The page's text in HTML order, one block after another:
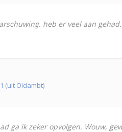
heb er veel aan
(uit Oldambt)
ga ik zeker opvolgen. Wouw,